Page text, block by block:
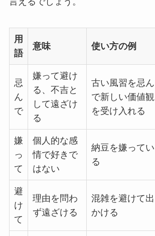
用
語
意味 使い方の例
忌
ん
で
嫌って避け
る、不吉と
して遠ざけ
る
古い風習を忌ん
で新しい価値観
を受け入れる
嫌
っ
て
個人的な感
情で好きで
はない
納豆を嫌ってい
る
避
け
て
理由を問わ
ず遠ざける
混雑を避けて出
かける